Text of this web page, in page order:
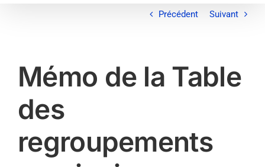
Précédent Suivant
Mémo de la Table
des
regroupements